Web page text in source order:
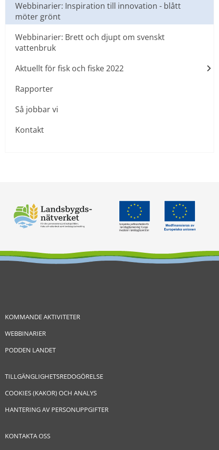
Webbinarier: Inspiration till innovation - blått
möter grönt
Webbinarier: Brett och djupt om svenskt
vattenbruk
Aktuellt för fisk och fiske 2022
Rapporter
Så jobbar vi
Kontakt
KOMMANDE AKTIVITETER
WEBBINARIER
PODDEN LANDET
TILLGÄNGLIGHETSREDOGÖRELSE
COOKIES (KAKOR) OCH ANALYS
HANTERING AV PERSONUPPGIFTER
KONTAKTA OSS